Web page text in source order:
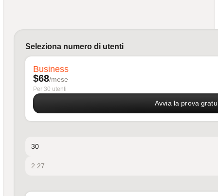
Seleziona numero di utenti
Business
$68/mese
Per 30 utenti
Avvia la prova